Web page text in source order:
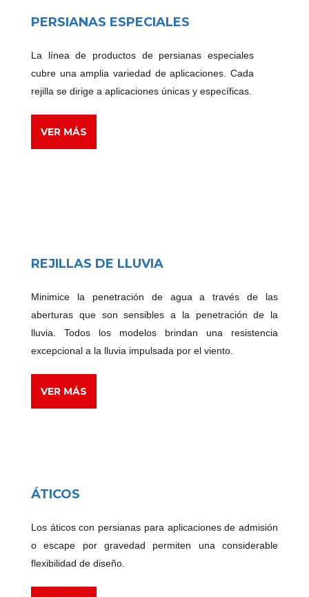
PERSIANAS ESPECIALES
La línea de productos de persianas especiales
cubre una amplia variedad de aplicaciones. Cada
rejilla se dirige a aplicaciones únicas y específicas.
VER MÁS
REJILLAS DE LLUVIA
Minimice la penetración de agua a través de las
aberturas que son sensibles a la penetración de la
lluvia. Todos los modelos brindan una resistencia
excepcional a la lluvia impulsada por el viento.
VER MÁS
ÁTICOS
Los áticos con persianas para aplicaciones de admisión
o escape por gravedad permiten una considerable
flexibilidad de diseño.